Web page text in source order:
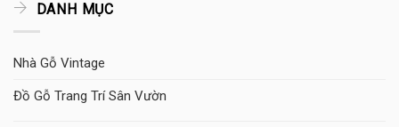
DANH MỤC
Nhà Gỗ Vintage
Đồ Gỗ Trang Trí Sân Vườn